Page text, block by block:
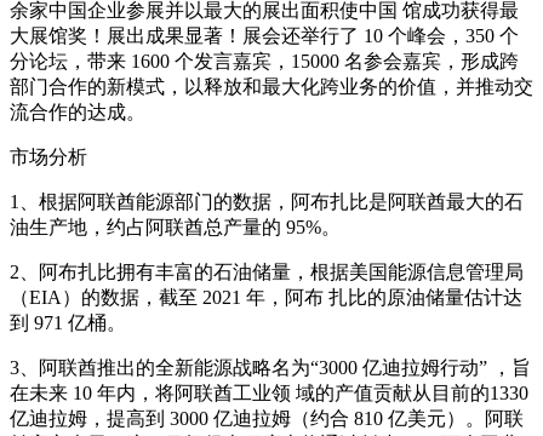
余家中国企业参展并以最大的展出面积使中国 馆成功获得最
大展馆奖！展出成果显著！展会还举行了 10 个峰会，350 个
分论坛，带来 1600 个发言嘉宾，15000 名参会嘉宾，形成跨
部门合作的新模式，以释放和最大化跨业务的价值，并推动交
流合作的达成。
市场分析
1、根据阿联酋能源部门的数据，阿布扎比是阿联酋最大的石
油生产地，约占阿联酋总产量的 95%。
2、阿布扎比拥有丰富的石油储量，根据美国能源信息管理局
（EIA）的数据，截至 2021 年，阿布 扎比的原油储量估计达
到 971 亿桶。
3、阿联酋推出的全新能源战略名为“3000 亿迪拉姆行动” ，旨
在未来 10 年内，将阿联酋工业领 域的产值贡献从目前的1330
亿迪拉姆，提高到 3000 亿迪拉姆（约合 810 亿美元）。阿联